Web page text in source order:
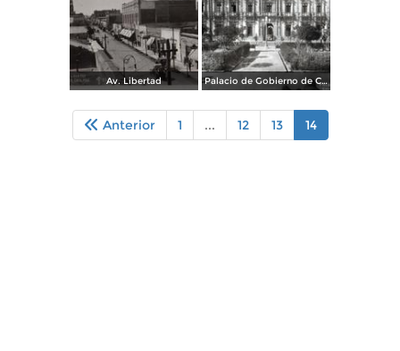
Av. Libertad Palacio de Gobierno de Chihuahua
Anterior 1 ... 12 13 14